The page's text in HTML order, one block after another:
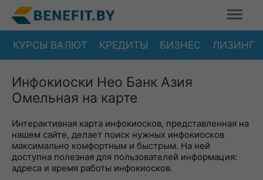
КУРСЫ ВАЛЮТ КРЕДИТЫ БИЗНЕС ЛИЗИНГ
Инфокиоски Нео Банк Азия
Омельная на карте
Интерактивная карта инфокиосков, представленная на
нашем сайте, делает поиск нужных инфокиосков
максимально комфортным и быстрым. На ней
доступна полезная для пользователей информация:
адреса и время работы инфокиосков.